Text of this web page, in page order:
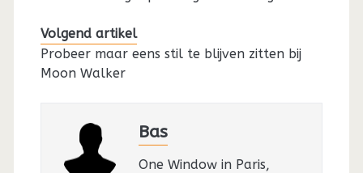
Volgend artikel
Probeer maar eens stil te blijven zitten bij
Moon Walker
Bas
One Window in Paris,